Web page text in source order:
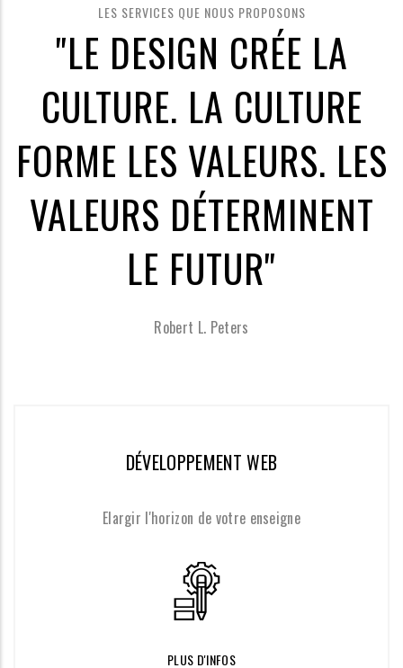
LES SERVICES QUE NOUS PROPOSONS
"LE DESIGN CRÉE LA
CULTURE. LA CULTURE
FORME LES VALEURS. LES
VALEURS DÉTERMINENT
LE FUTUR"
Robert L. Peters
DÉVELOPPEMENT WEB
Elargir l'horizon de votre enseigne